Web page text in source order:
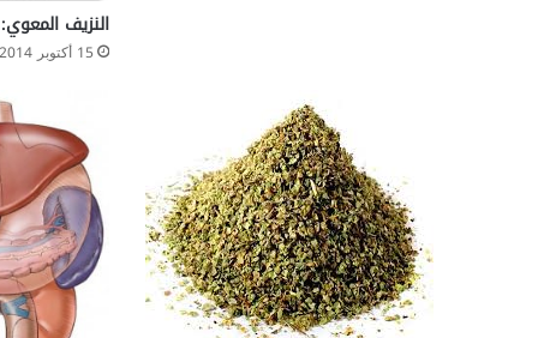
النزيف
15 أكتوبر 2014